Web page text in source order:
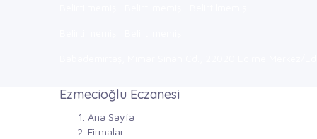
Ezmecioğlu Eczanesi
Ana Sayfa
Firmalar